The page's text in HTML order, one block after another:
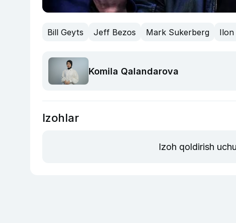
Bill Geyts Jeff Bezos Mark Sukerberg Ilon
Komila Qalandarova
Izohlar
Izoh qoldirish